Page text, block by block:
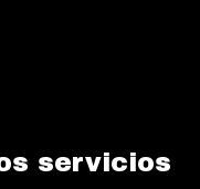
servicios